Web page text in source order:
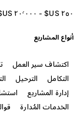
أنواع المشاريع
اكتشاف سير العمل
التكامل
الترحيل
إدارة المشاريع
الخدمات المُدارة